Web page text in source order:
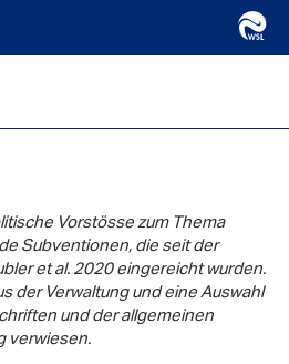
Vorstösse zum Thema
Subventionen, die seit der
et al. 2020 eingereicht wurden.
der Verwaltung und eine Auswahl
und der allgemeinen
verwiesen.